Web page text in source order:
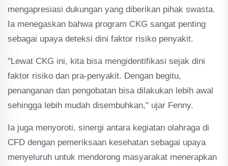
mengapresiasi dukungan yang diberikan pihak swasta.
Ia menegaskan bahwa program CKG sangat penting
sebagai upaya deteksi dini faktor risiko penyakit.
"Lewat CKG ini, kita bisa mengidentifikasi sejak dini
faktor risiko dan pra-penyakit. Dengan begitu,
penanganan dan pengobatan bisa dilakukan lebih awal
sehingga lebih mudah disembuhkan," ujar Fenny.
Ia juga menyoroti, sinergi antara kegiatan olahraga di
CFD dengan pemeriksaan kesehatan sebagai upaya
menyeluruh untuk mendorong masyarakat menerapkan